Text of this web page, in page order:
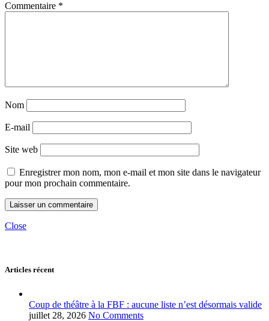
Commentaire *
Nom
E-mail
Site web
Enregistrer mon nom, mon e-mail et mon site dans le navigateur
pour mon prochain commentaire.
Close
Articles récent
Coup de théâtre à la FBF : aucune liste n’est désormais valide
juillet 28, 2026 No Comments